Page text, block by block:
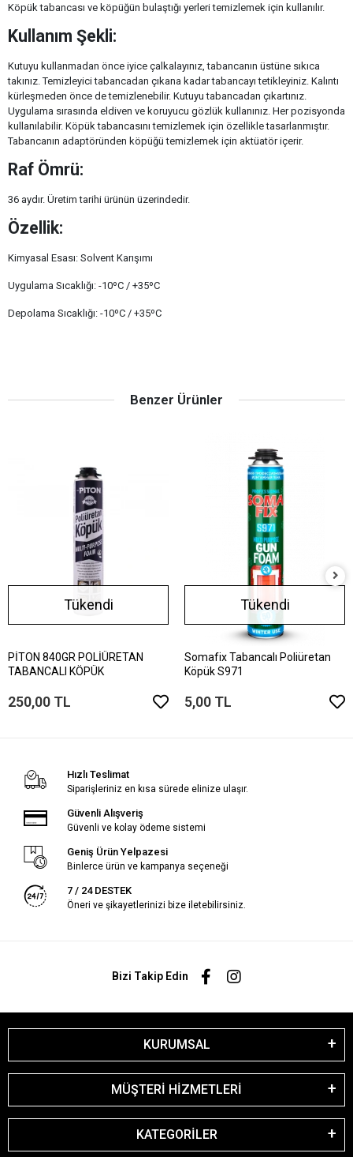
Köpük tabancası ve köpüğün bulaştığı yerleri temizlemek için kullanılır.
Kullanım Şekli:
Kutuyu kullanmadan önce iyice çalkalayınız, tabancanın üstüne sıkıca
takınız. Temizleyici tabancadan çıkana kadar tabancayı tetikleyiniz. Kalıntı
kürleşmeden önce de temizlenebilir. Kutuyu tabancadan çıkartınız.
Uygulama sırasında eldiven ve koruyucu gözlük kullanınız. Her pozisyonda
kullanılabilir. Köpük tabancasını temizlemek için özellikle tasarlanmıştır.
Tabancanın adaptöründen köpüğü temizlemek için aktüatör içerir.
Raf Ömrü:
36 aydır. Üretim tarihi ürünün üzerindedir.
Özellik:
Kimyasal Esası: Solvent Karışımı
Uygulama Sıcaklığı: -10ºC / +35ºC
Depolama Sıcaklığı: -10ºC / +35ºC
Benzer Ürünler
Tükendi
PİTON 840GR POLİÜRETAN
TABANCALI KÖPÜK
250,00 TL
Tükendi
Somafix Tabancalı Poliüretan
Köpük S971
5,00 TL
Hızlı Teslimat
Siparişleriniz en kısa sürede elinize ulaşır.
Güvenli Alışveriş
Güvenli ve kolay ödeme sistemi
Geniş Ürün Yelpazesi
Binlerce ürün ve kampanya seçeneği
7 / 24 DESTEK
Öneri ve şikayetlerinizi bize iletebilirsiniz.
Bizi Takip Edin
KURUMSAL
MÜŞTERİ HİZMETLERİ
KATEGORİLER